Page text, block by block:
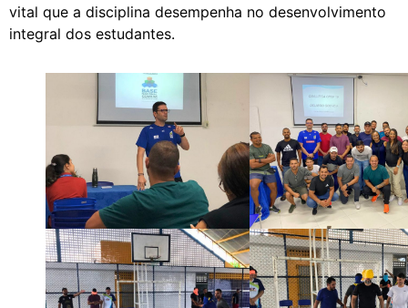
vital que a disciplina desempenha no desenvolvimento
integral dos estudantes.